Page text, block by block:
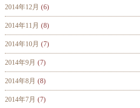
2014年12月 (6)
2014年11月 (8)
2014年10月 (7)
2014年9月 (7)
2014年8月 (8)
2014年7月 (7)